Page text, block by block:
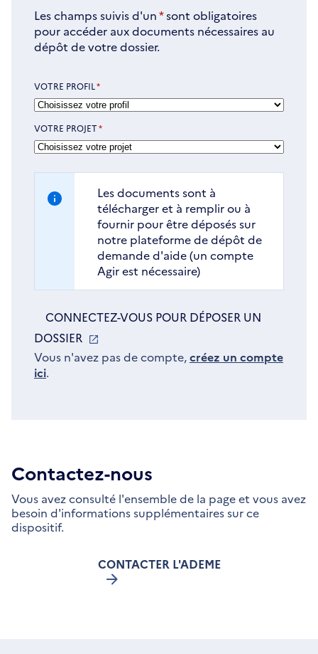
Les champs suivis d'un*sont obligatoires
pour accéder aux documents nécessaires au
dépôt de votre dossier.
VOTRE PROFIL *
VOTRE PROJET*
Les documents sont à
télécharger et à remplir ou à
fournir pour être déposés sur
notre plateforme de dépôt de
demande d'aide (un compte
Agir est nécessaire)
Vous n'avez pas de compte,créez un compte
ici.
CONNECTEZ-VOUS POUR DÉPOSER UN
DOSSIER
DANS
Contactez-nous
Vous avez consulté l'ensemble de la page et vous avez
besoin d'informations supplémentaires sur ce
dispositif.
CONTACTER L'ADEME